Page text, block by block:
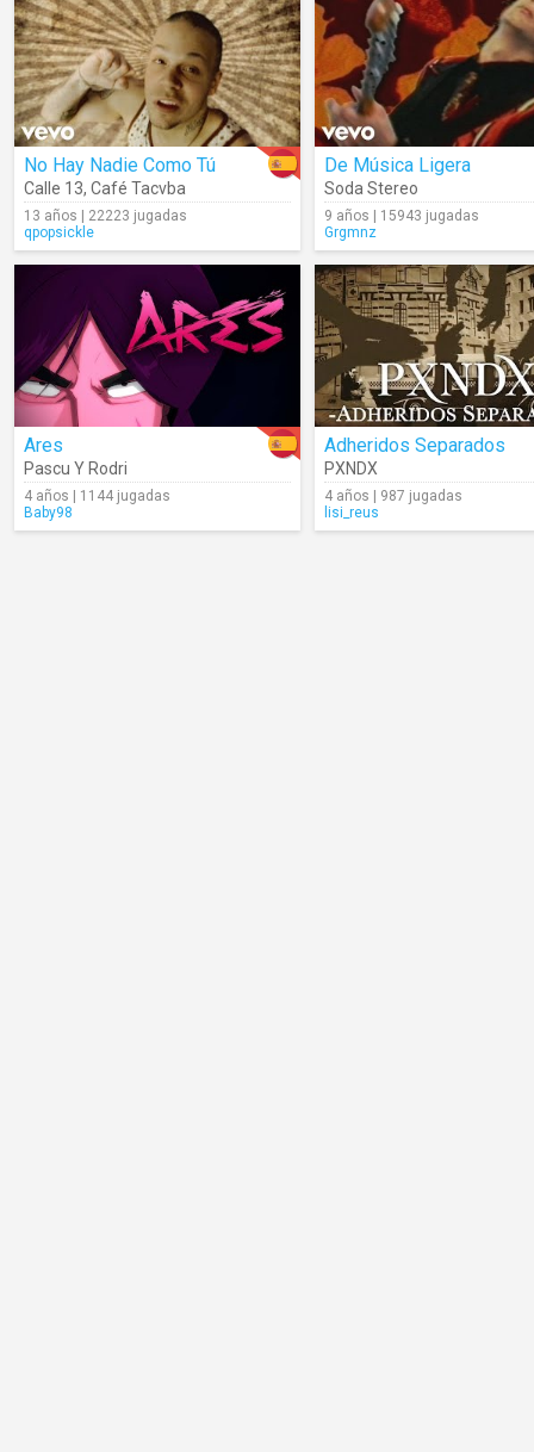
No Hay Nadie Como Tú
Calle 13, Café Tacvba
13 años | 22223 jugadas
qpopsickle
De Música Ligera
Soda Stereo
9 años | 15943 jugadas
Grgmnz
Ares
Pascu Y Rodri
4 años | 1144 jugadas
Baby98
Adheridos Separados
PXNDX
4 años | 987 jugadas
lisi_reus